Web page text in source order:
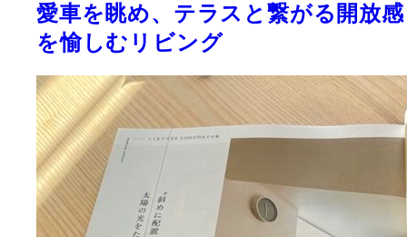
愛車を眺め、テラスと繋がる開放感
を愉しむリビング